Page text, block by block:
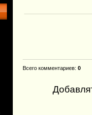
Всего комментариев: 0